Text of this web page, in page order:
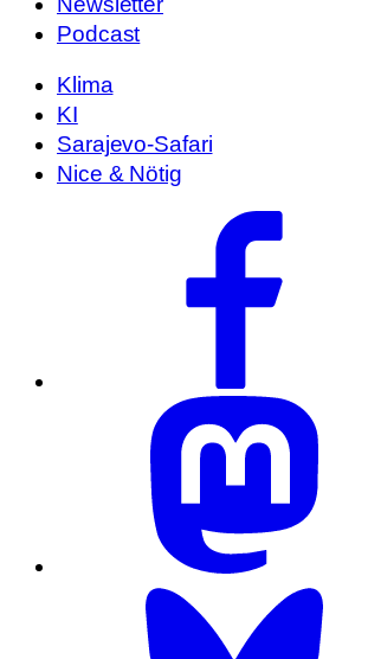
Podcast
Klima
KI
Sarajevo-Safari
Nice & Nötig